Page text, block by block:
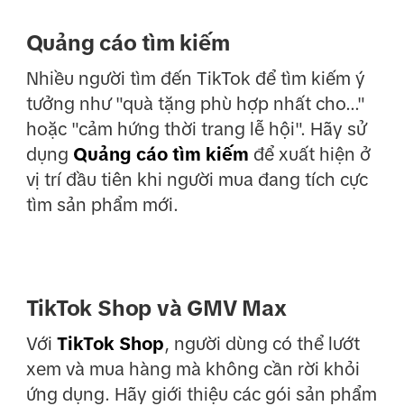
Quảng cáo tìm kiếm
Nhiều người tìm đến TikTok để tìm kiếm ý
tưởng như "quà tặng phù hợp nhất cho..."
hoặc "cảm hứng thời trang lễ hội". Hãy sử
dụng Quảng cáo tìm kiếm để xuất hiện ở
vị trí đầu tiên khi người mua đang tích cực
tìm sản phẩm mới.
TikTok Shop và GMV Max
Với TikTok Shop, người dùng có thể lướt
xem và mua hàng mà không cần rời khỏi
ứng dụng. Hãy giới thiệu các gói sản phẩm